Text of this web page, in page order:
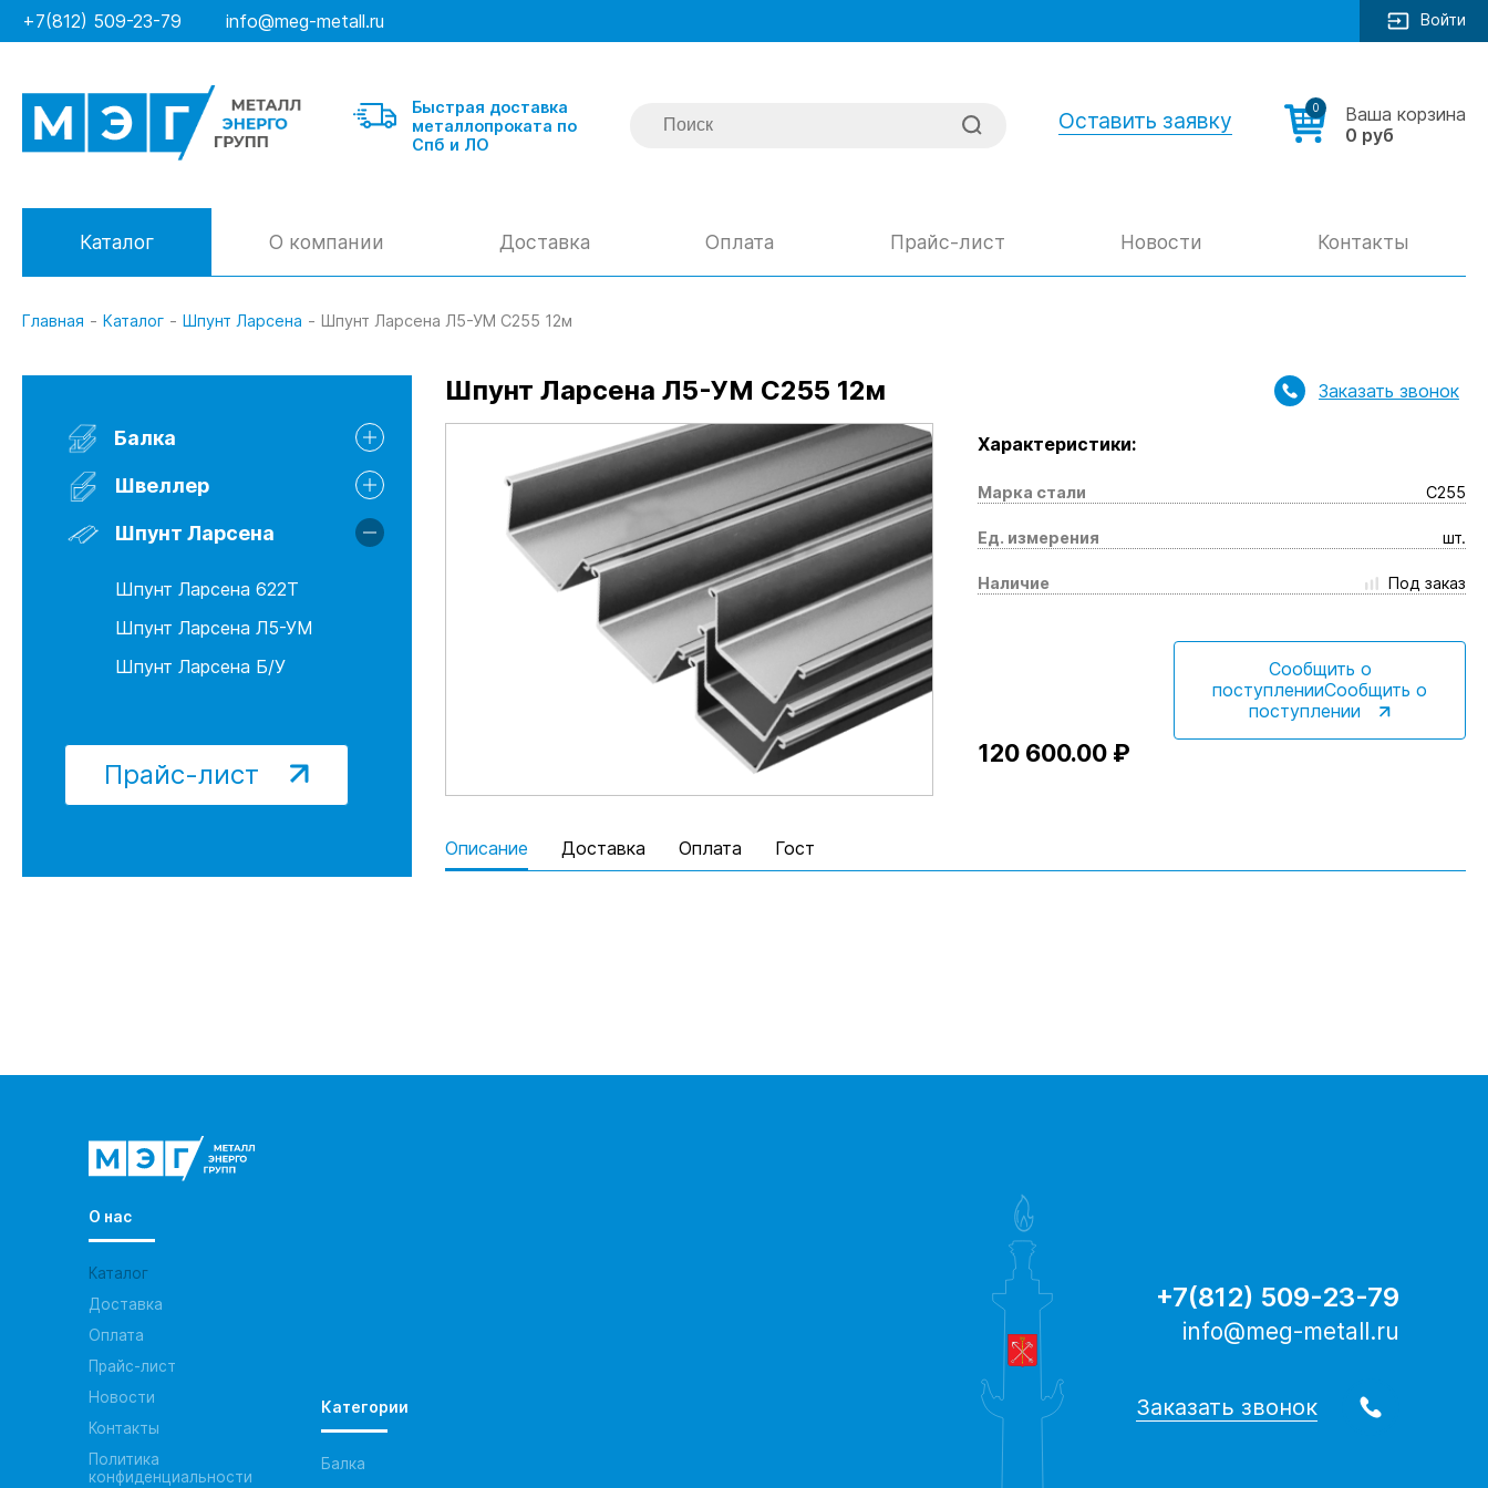
+7(812) 509-23-79 info@meg-metall.ru Войти
Быстрая доставка
металлопроката по
Спб и ЛО
Оставить заявку 0
Ваша корзина
0 руб
Каталог
Швеллер гнутый
Швеллер горячекатанный
Шпунт Ларсена Л5-УМ
О компании Доставка Оплата Прайс-лист Новости Контакты
Главная - Каталог - Шпунт Ларсена - Шпунт Ларсена Л5-УМ С255 12м
Балка
Швеллер
Шпунт Ларсена
Шпунт Ларсена 622Т
Шпунт Ларсена Л5-УМ
Шпунт Ларсена Б/У
Прайс-лист
Шпунт Ларсена Л5-УМ С255 12м
Характеристики:
Марка стали С255
Ед. измерения шт.
Наличие Под заказ
Сообщить о
поступленииСообщить о
поступлении
120 600.00 ₽
Заказать звонок
Описание Доставка Оплата Гост
О нас
Каталог
Доставка
Оплата
Прайс-лист
Новости
Контакты
Политика
конфиденциальности
Категории
Балка
+7(812) 509-23-79
info@meg-metall.ru
Заказать звонок